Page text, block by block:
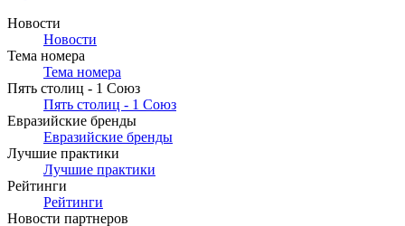
Новости
Новости
Тема номера
Тема номера
Пять столиц - 1 Союз
Пять столиц - 1 Союз
Евразийские бренды
Евразийские бренды
Лучшие практики
Лучшие практики
Рейтинги
Рейтинги
Новости партнеров